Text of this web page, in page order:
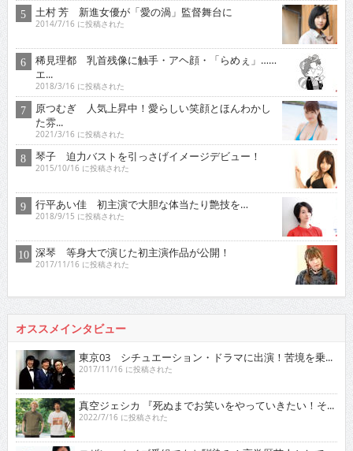
土村 芳 新進女優が「愛の渦」監督舞台に
2014/7/16 に投稿された
稀見理都 乳首残像に触手・アヘ顔・「らめぇ」……
エ...
2018/3/16 に投稿された
原つむぎ 人気上昇中！愛らしい笑顔とほんわかし
た雰...
2021/3/16 に投稿された
琴子 迫力バストを引っさげイメージデビュー！
2015/10/16 に投稿された
行平あい佳 初主演で大胆な体当たり艶技を…
2018/9/15 に投稿された
深琴 等身大で演じた初主演作品が公開！
2017/11/16 に投稿された
オススメインタビュー
東京03 シチュエーション・ドラマに出演！苦境を乗...
2017/11/16 に投稿された
真空ジェシカ 『死ぬまでお笑いをやっていきたい！そ...
2022/7/16 に投稿された